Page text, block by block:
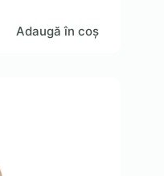
Adaugă în coș